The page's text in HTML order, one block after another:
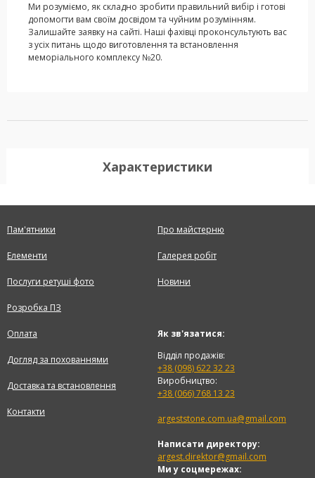
Ми розуміємо, як складно зробити правильний вибір і готові
допомогти вам своїм досвідом та чуйним розумінням.
Залишайте заявку на сайті. Наші фахівці проконсультують вас
з усіх питань щодо виготовлення та встановлення
меморіального комплексу №20.
Характеристики
Пам'ятники
Елементи
Послуги ретуші фото
Розробка ПЗ
Про майстерню
Галерея робіт
Новини
Оплата
Догляд за похованнями
Доставка та встановлення
Контакти
Як зв'язатися:
Відділ продажів:
+38 (098) 622 32 23
Виробництво:
+38 (066) 768 13 23
argeststone.com.ua@gmail.com
Написати директору:
argest.direktor@gmail.com
Ми у соцмережах: